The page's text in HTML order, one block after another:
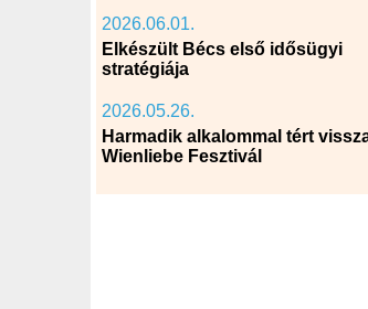
2026.06.01.
Elkészült Bécs első idősügyi
stratégiája
2026.05.26.
Harmadik alkalommal tért
Wienliebe Fesztivál